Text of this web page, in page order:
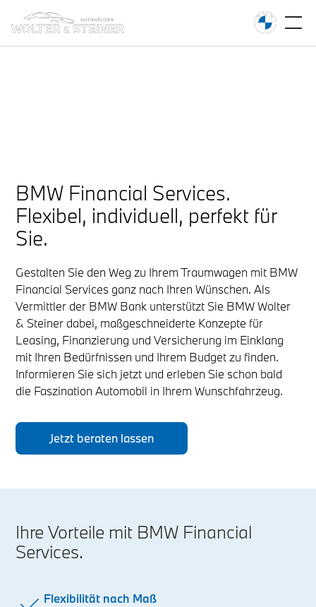
Neuwagen
finanzieren &
BMW Financial Services.
Flexibel, individuell, perfekt für
Sie.
Gestalten Sie den Weg zu Ihrem Traumwagen mit BMW
Financial Services ganz nach Ihren Wünschen. Als
Vermittler der BMW Bank unterstützt Sie BMW Wolter
& Steiner dabei, maßgeschneiderte Konzepte für
Leasing, Finanzierung und Versicherung im Einklang
mit Ihren Bedürfnissen und Ihrem Budget zu finden.
Informieren Sie sich jetzt und erleben Sie schon bald
die Faszination Automobil in Ihrem Wunschfahrzeug.
Jetzt beraten lassen
Ihre Vorteile mit BMW Financial
Services.
Flexibilität nach Maß